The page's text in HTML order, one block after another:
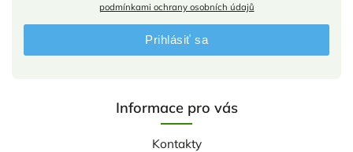
Informace pro vás
Kontakty
podmínkami ochrany osobních údajů
Prihlásiť sa